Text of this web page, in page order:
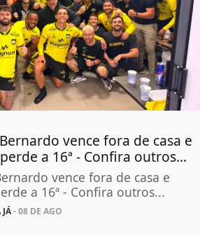
vence fora de casa e
a 16ª - Confira outros...
vence fora de casa e
a 16ª - Confira outros...
- 08 DE AGO